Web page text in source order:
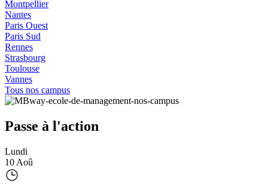
Montpellier
Nantes
Paris Ouest
Paris Sud
Rennes
Strasbourg
Toulouse
Vannes
Tous nos campus
Passe à l'action
Lundi
10 Aoû